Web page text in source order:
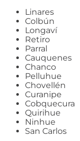
Linares
Colbún
Longaví
Retiro
Parral
Cauquenes
Chanco
Pelluhue
Chovellén
Curanipe
Cobquecura
Quirihue
Ninhue
San Carlos